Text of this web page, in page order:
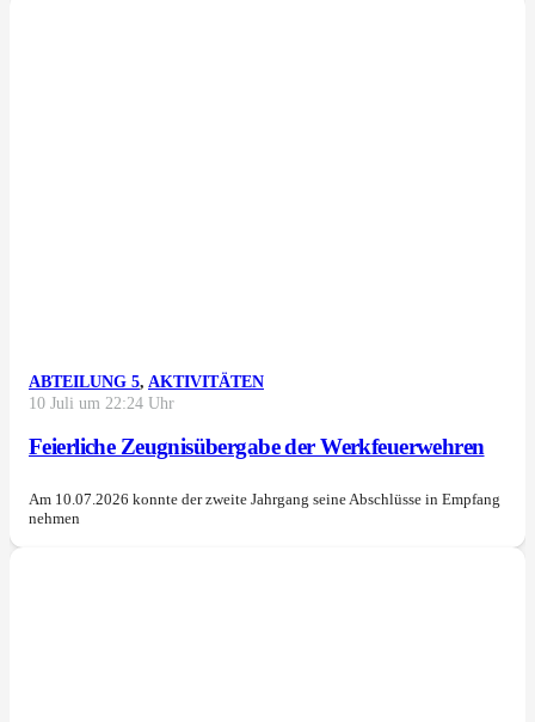
ABTEILUNG 5, AKTIVITÄTEN
10 Juli um 22:24 Uhr
Feierliche Zeugnisübergabe der Werkfeuerwehren
Am 10.07.2026 konnte der zweite Jahrgang seine Abschlüsse in Empfang
nehmen